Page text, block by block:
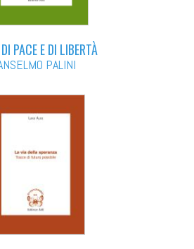
PACE E DI LIBERTÀ
PALINI